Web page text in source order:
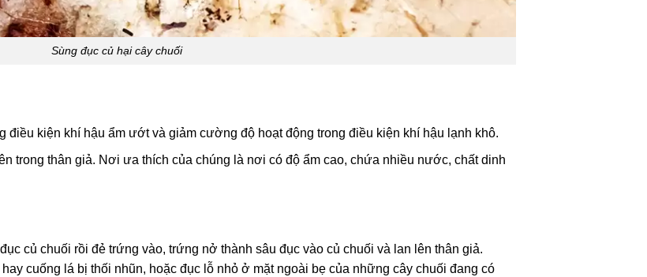
Sùng đục củ hại cây chuối
điều kiện khí hậu ẩm ướt và giảm cường độ hoạt động trong điều kiện khí hậu lạnh khô.
trong thân giả. Nơi ưa thích của chúng là nơi có độ ẩm cao, chứa nhiều nước, chất dinh
củ chuối rồi đẻ trứng vào, trứng nở thành sâu đục vào củ chuối và lan lên thân giả.
cuống lá bị thối nhũn, hoặc đục lỗ nhỏ ở mặt ngoài bẹ của những cây chuối đang có